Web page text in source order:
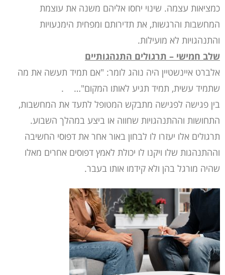
כמציאות עצמה. שינוי יחסו אליהם משנה את עוצמת
המחשבות והרגשות, את תדירותם ומפחית הימנעויות
והתנהגויות לא מועילות.
שלב חמישי – תרגולים התנהגותיים
אלברט איינשטיין היה נוהג לומר: "אם תמיד תעשה את מה
שתמיד עשית, תמיד תגיע לאותו המקום"… .
בין פגישה לפגישה מתבקש המטופל לתעד את המחשבות,
התחושות וההתנהגויות שחווה או ביצע במהלך השבוע.
תרגולים אלו יעזרו לו לבחון באור אחר את דפוסי החשיבה
וההתנהגות שלו ויקנו לו יכולת לאמץ דפוסים אחרים מאלו
שהיה מורגל בהן ולא קידמו אותו בעבר.